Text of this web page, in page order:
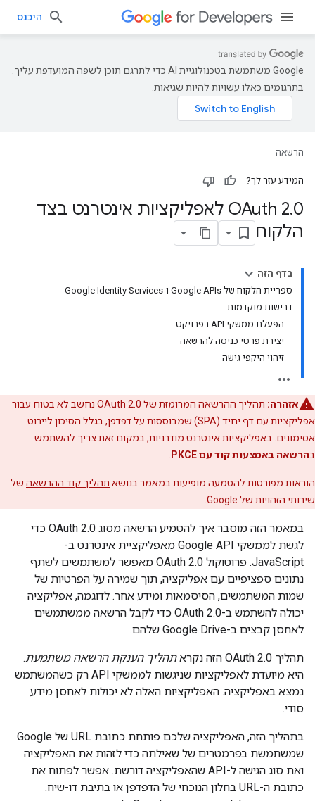
היכנס
‫Google משתמשת בטכנולוגיית AI כדי לתרגם תוכן לשפה המועדפת עליך.
בתרגומים כאלו עשויות להיות שגיאות.
הרשאה
המידע עזר לך?
OAuth 2.
0 לאפליקציות אינטרנט בצד
הלקוח
בדף הזה
ספריית הלקוח של Google APIs ו-Google Identity Services
דרישות מוקדמות
הפעלת ממשקי API בפרויקט
יצירת פרטי כניסה להרשאה
זיהוי היקפי גישה
אזהרה:
תהליך ההרשאה המרומזת של OAuth 2.0 נחשב לא בטוח עבור
אפליקציות עם דף יחיד (SPA) שמבוססות על דפדפן, בגלל הסיכון ליירוט
אסימונים. באפליקציות אינטרנט מודרניות, במקום זאת צריך להשתמש
בהרשאה באמצעות קוד עם PKCE
הוראות מפורטות להטמעה מופיעות במאמר בנושא תהליך קוד ההרשאה של
שירותי הזהויות של Google.
במאמר הזה מוסבר איך להטמיע הרשאה מסוג OAuth 2.0 כדי
לגשת לממשקי Google API מאפליקציית אינטרנט ב-
JavaScript. פרוטוקול OAuth 2.0 מאפשר למשתמשים לשתף
נתונים ספציפיים עם אפליקציה, תוך שמירה על הפרטיות של
שמות המשתמשים, הסיסמאות ומידע אחר. לדוגמה, אפליקציה
יכולה להשתמש ב-OAuth 2.0 כדי לקבל הרשאה ממשתמשים
לאחסן קבצים ב-Google Drive שלהם.
תהליך OAuth 2.0 הזה נקרא תהליך הענקת הרשאה משתמעת.
היא מיועדת לאפליקציות שניגשות לממשקי API רק כשהמשתמש
נמצא באפליקציה. האפליקציות האלה לא יכולות לאחסן מידע
סודי.
בתהליך הזה, האפליקציה שלכם פותחת כתובת URL של Google
שמשתמשת בפרמטרים של שאילתה כדי לזהות את האפליקציה
ואת סוג הגישה ל-API שהאפליקציה דורשת. אפשר לפתוח את
כתובת ה-URL בחלון הנוכחי של הדפדפן או בתיבת דו-שיח.